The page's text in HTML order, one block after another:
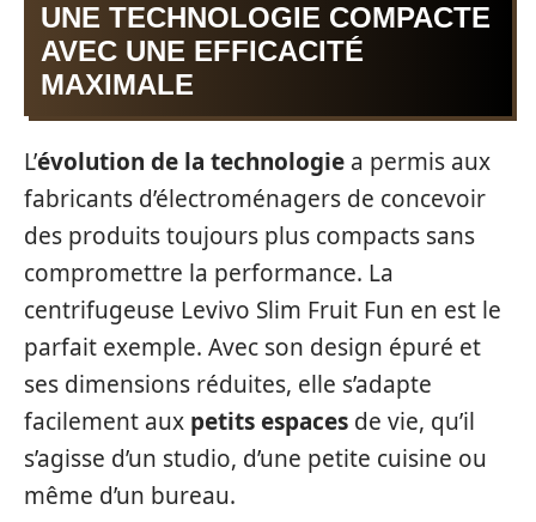
UNE TECHNOLOGIE COMPACTE
AVEC UNE EFFICACITÉ
MAXIMALE
L’évolution de la technologie a permis aux
fabricants d’électroménagers de concevoir
des produits toujours plus compacts sans
compromettre la performance. La
centrifugeuse Levivo Slim Fruit Fun en est le
parfait exemple. Avec son design épuré et
ses dimensions réduites, elle s’adapte
facilement aux petits espaces de vie, qu’il
s’agisse d’un studio, d’une petite cuisine ou
même d’un bureau.